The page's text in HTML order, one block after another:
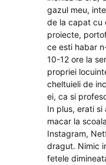
gazul meu,
de la capat cu
proiecte,
ce esti habar
10-12 ore la
propriei
cheltuieli de
ei, ca si
In plus, erati si
macar la
Instagram,
dragut. Nimic
fetele